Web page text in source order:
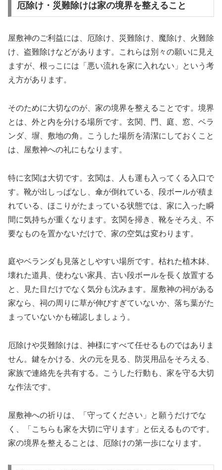
厄除け・災難除けは家の境界を整えること
屋敷神のご利益には、厄除け、災難除け、魔除け、火難除
け、盗難除けなどがあります。これらは別々の願いに見え
ますが、根っこには「悪い流れを家に入れない」という考
え方があります。
そのために大切なのが、家の境界を整えることです。境界
とは、外と内を分ける場所です。玄関、門、庭、窓、ベラ
ンダ、塀、敷地の角。こうした場所を清潔にしておくこと
は、屋敷神への礼にもなります。
特に玄関は大切です。玄関は、人も運も入ってくる入口で
す。靴が出しっぱなし、傘が倒れている、段ボールが積ま
れている、ほこりがたまっている状態では、家に入った瞬
間に気持ちが重くなります。玄関を掃き、靴をそろえ、不
要なものを置かないだけで、家の空気は変わります。
庭やベランダも見落としやすい場所です。枯れた植木鉢、
壊れた道具、使わない家具、古い段ボールを長く放置する
と、見た目だけでなく気分も沈みます。屋敷神の祠がある
家なら、祠の周りに草が伸びすぎていないか、落ち葉がた
まっていないかも確認しましょう。
厄除けや災難除けは、神様にすべて任せるものではありま
せん。鍵をかける、火の元を見る、防災用品をそろえる、
家族で連絡先を共有する。こうした行動も、家を守る大切
な作法です。
屋敷神への祈りは、「守ってください」と願うだけでな
く、「こちらも家を大切に守ります」と伝えるものです。
家の境界を整えることは、厄除けの第一歩になります。